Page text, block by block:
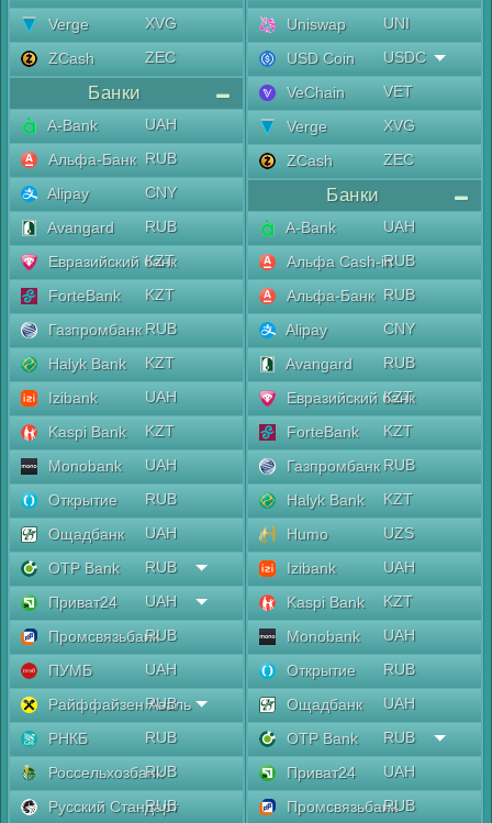
Verge
XVG
ZCash
ZEC
Банки
A-Bank
UAH
Альфа-Банк RUB
Alipay
CNY
Avangard
RUB
Евразийский банк
KZT
ForteBank
KZT
Газпромбанк RUB
Halyk Bank
KZT
Izibank
UAH
Kaspi Bank
KZT
Monobank
UAH
Открытие
RUB
Ощадбанк
UAH
OTP Bank
RUB
Приват24
UAH
ПромсвязьбанкRUB
ПУМБ
UAH
Райффайзен Аваль
RUB
РНКБ
RUB
РоссельхозбанкRUB
Русский Стандарт
RUB
Uniswap
UNI
USD Coin
USDC
VeChain
VET
Verge
XVG
ZCash
ZEC
Банки
A-Bank
UAH
Альфа Cash-inRUB
Альфа-Банк RUB
Alipay
CNY
Avangard
RUB
Евразийский банк
KZT
ForteBank
KZT
Газпромбанк RUB
Halyk Bank
KZT
Humo
UZS
Izibank
UAH
Kaspi Bank
KZT
Monobank
UAH
Открытие
RUB
Ощадбанк
UAH
OTP Bank
RUB
Приват24
UAH
ПромсвязьбанкRUB